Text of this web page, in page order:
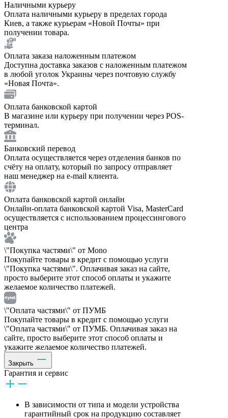
Наличными курьеру
Оплата наличными курьеру в пределах города
Киев, а также курьерам «Новой Почты» при
получении товара.
Оплата заказа наложенным платежом
Доступна доставка заказов с наложенным платежом
в любой уголок Украины через почтовую службу
«Новая Почта».
Оплата банковской картой
В магазине или курьеру при получении через POS-
терминал.
Банковский перевод
Оплата осуществляется через отделения банков по
счёту на оплату, который по запросу отправляет
наш менеджер на e-mail клиента.
Оплата банковской картой онлайн
Онлайн-оплата банковской картой Visa, MasterCard
осуществляется с использованием процессингового
центра
\"Покупка частями\" от Mono
Покупайте товары в кредит с помощью услуги
\"Покупка частями\". Оплачивая заказ на сайте,
просто выберите этот способ оплаты и укажите
желаемое количество платежей.
\"Оплата частями\" от ПУМБ
Покупайте товары в кредит с помощью услуги
\"Оплата частями\" от ПУМБ. Оплачивая заказ на
сайте, просто выберите этот способ оплаты и
укажите желаемое количество платежей.
Закрыть
Гарантия и сервис
В зависимости от типа и модели устройства
гарантийный срок на продукцию составляет